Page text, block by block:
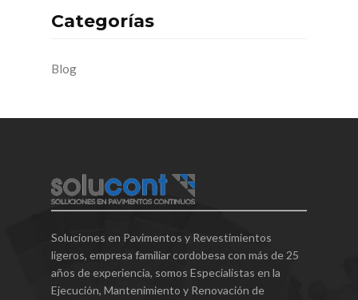
Categorías
Blog
Soluciones en Pavimentos y Revestimientos
ligeros, empresa familiar cordobesa con más de 25
años de experiencia, somos Especialistas en la
Ejecución, Mantenimiento y Renovación de